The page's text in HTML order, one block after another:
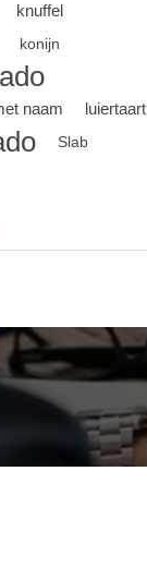
knuffel
konijn
naam luiertaart
Slab